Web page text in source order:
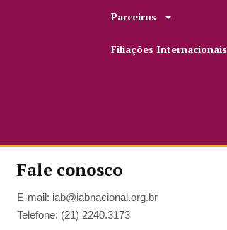
Parceiros
Filiações Internacionais
Fale conosco
E-mail: iab@iabnacional.org.br
Telefone: (21) 2240.3173